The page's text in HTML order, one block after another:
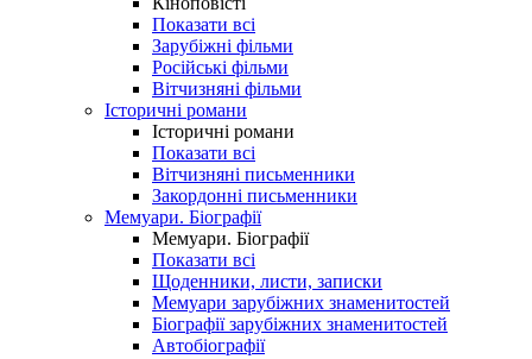
Показати всі
Зарубіжні фільми
Російські фільми
Вітчизняні фільми
Історичні романи
Історичні романи
Показати всі
Вітчизняні письменники
Закордонні письменники
Мемуари. Біографії
Мемуари. Біографії
Показати всі
Щоденники, листи, записки
Мемуари зарубіжних знаменитостей
Біографії зарубіжних знаменитостей
Автобіографії